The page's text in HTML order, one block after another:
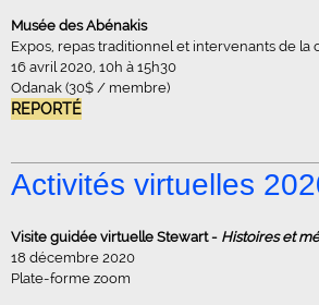
Musée des Abénakis
Expos, repas traditionnel et intervenants de la
16 avril 2020, 10h à 15h30
Odanak (30$ / membre)
REPORTÉ
Activités virtuelles
Visite guidée virtuelle Stewart - Histoires et
18 décembre 2020
Plate-forme zoom